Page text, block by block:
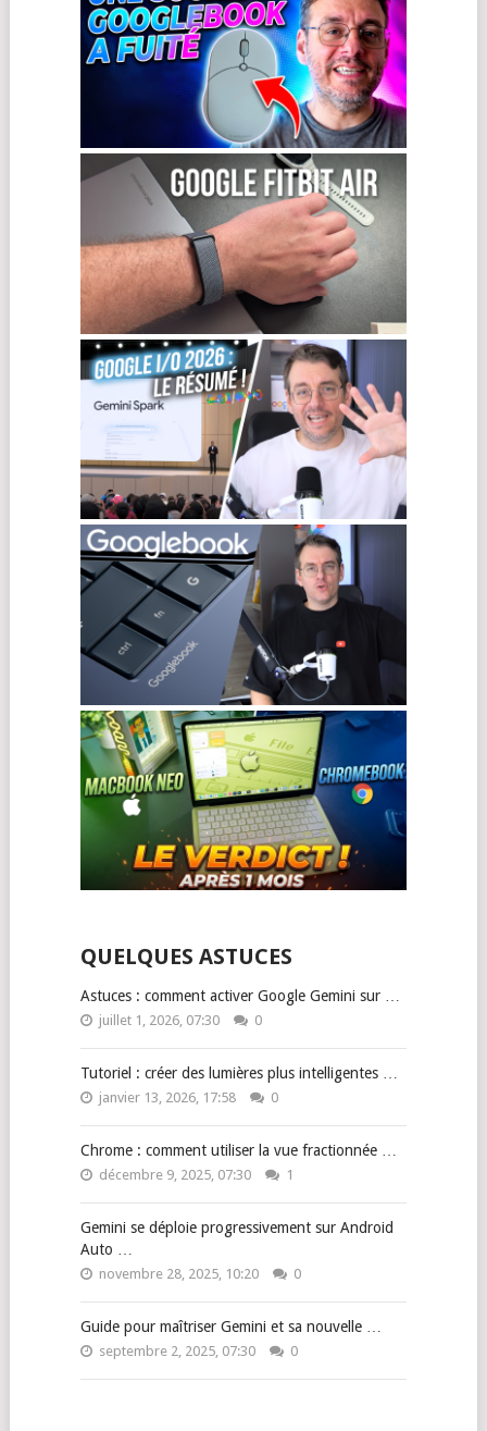
QUELQUES ASTUCES
Astuces : comment activer Google Gemini sur …
juillet 1, 2026, 07:30 0
Tutoriel : créer des lumières plus intelligentes …
janvier 13, 2026, 17:58 0
Chrome : comment utiliser la vue fractionnée …
décembre 9, 2025, 07:30 1
Gemini se déploie progressivement sur Android
Auto …
novembre 28, 2025, 10:20 0
Guide pour maîtriser Gemini et sa nouvelle …
septembre 2, 2025, 07:30 0